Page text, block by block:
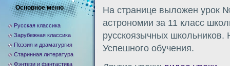
На странице выложен урок
астрономии за 11 класс
русскоязычных
Успешного обучения.
Основное меню
Русская классика
Зарубежная классика
Поэзия и драматургия
Старинная литература
Фэнтези и фантастика